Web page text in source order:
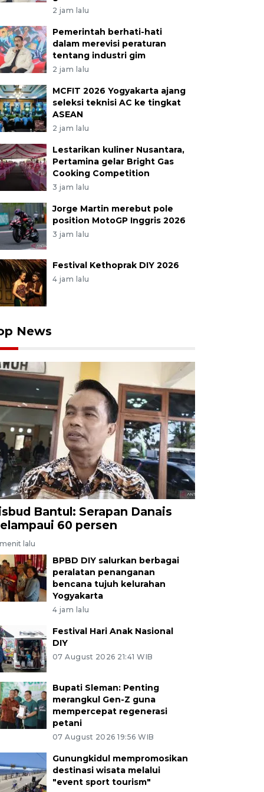
2 jam lalu
Pemerintah berhati-hati
dalam merevisi peraturan
tentang industri gim
2 jam lalu
MCFIT 2026 Yogyakarta ajang
seleksi teknisi AC ke tingkat
ASEAN
2 jam lalu
Lestarikan kuliner Nusantara,
Pertamina gelar Bright Gas
Cooking Competition
3 jam lalu
Jorge Martin merebut pole
position MotoGP Inggris 2026
3 jam lalu
Festival Kethoprak DIY 2026
4 jam lalu
News
Bantul: Serapan Danais
60 persen
lalu
BPBD DIY salurkan berbagai
peralatan penanganan
bencana tujuh kelurahan
Yogyakarta
4 jam lalu
Festival Hari Anak Nasional
DIY
07 August 2026 21:41 WIB
Bupati Sleman: Penting
merangkul Gen-Z guna
mempercepat regenerasi
petani
07 August 2026 19:56 WIB
Gunungkidul mempromosikan
destinasi wisata melalui
"event sport tourism"